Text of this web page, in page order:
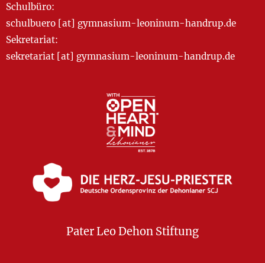
Schulbüro:
schulbuero [at] gymnasium-leoninum-handrup.de
Sekretariat:
sekretariat [at] gymnasium-leoninum-handrup.de
Pater Leo Dehon Stiftung